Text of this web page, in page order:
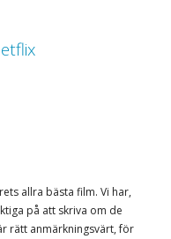
allra bästa film. Vi har,
på att skriva om de
rätt anmärkningsvärt, för